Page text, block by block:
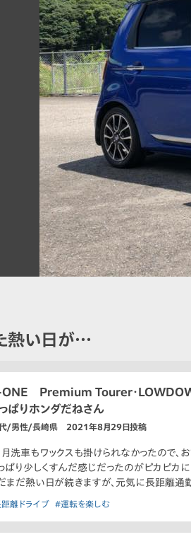
熱い日が…
ONE Premium Tourer・
ぱりホンダだねさん
/男性/長崎県 2021年8月29日投稿
月洗車もワックスも掛けられなかったので、
ぱり少しくすんだ感じだったのがピカピカ
まだ熱い日が続きますが、元気に長距離通
離ドライブ #運転を楽しむ